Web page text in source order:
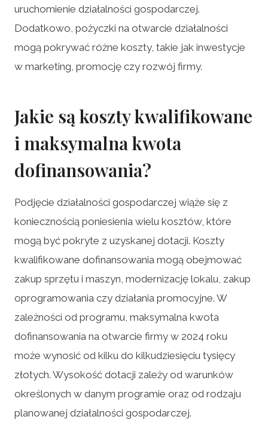
uruchomienie działalności gospodarczej.
Dodatkowo, pożyczki na otwarcie działalności
mogą pokrywać różne koszty, takie jak inwestycje
w marketing, promocję czy rozwój firmy.
Jakie są koszty kwalifikowane
i maksymalna kwota
dofinansowania?
Podjęcie działalności gospodarczej wiąże się z
koniecznością poniesienia wielu kosztów, które
mogą być pokryte z uzyskanej dotacji. Koszty
kwalifikowane dofinansowania mogą obejmować
zakup sprzętu i maszyn, modernizację lokalu, zakup
oprogramowania czy działania promocyjne. W
zależności od programu, maksymalna kwota
dofinansowania na otwarcie firmy w 2024 roku
może wynosić od kilku do kilkudziesięciu tysięcy
złotych. Wysokość dotacji zależy od warunków
określonych w danym programie oraz od rodzaju
planowanej działalności gospodarczej.